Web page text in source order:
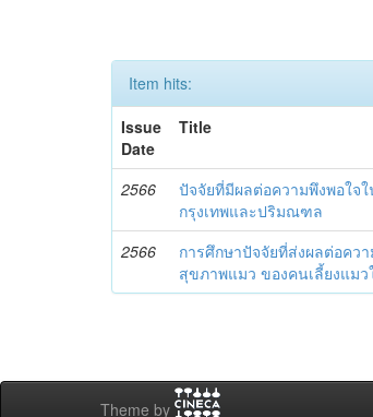
Item hits:
Issue
Date
Title
2566
ปัจจัยที่มีผลต่อความพึงพอใจ
กรุงเทพและปริมณฑล
2566
การศึกษาปัจจัยที่ส่งผลต่อคว
สุขภาพแมว ของคนเลี้ยงแม
Theme by